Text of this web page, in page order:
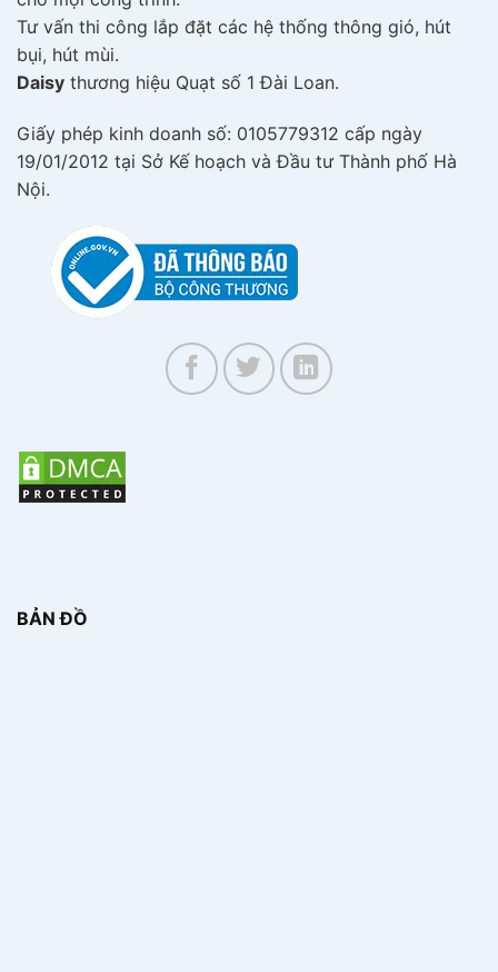
Tư vấn thi công lắp đặt các hệ thống thông gió, hút
bụi, hút mùi.
Daisy thương hiệu Quạt số 1 Đài Loan.
Giấy phép kinh doanh số: 0105779312 cấp ngày
19/01/2012 tại Sở Kế hoạch và Đầu tư Thành phố Hà
Nội.
BẢN ĐỒ